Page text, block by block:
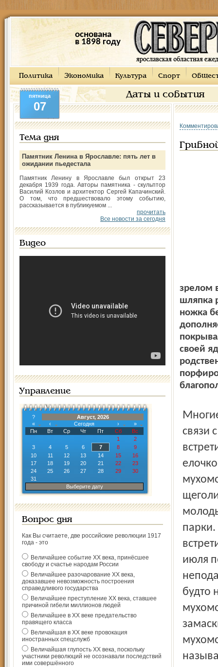
основана
в 1898 году
Политика Экономика Культура Спорт
Даты и события
пятница
07
Тема дня
Памятник Ленина в Ярославле: пять лет в
ожидании пьедестала
Памятник Ленину в Ярославле был открыт 23
декабря 1939 года. Авторы памятника - скульптор
Василий Козлов и архитектор Сергей Капачинский.
О том, что предшествовало этому событию,
рассказывается в публикуемом ...
прочитать
Все новости за сегодня
Видео
Управление
?
Август, 2026
«
‹ Сегодня ›
»
Пн
Вт Ср Чт Пт Сб
Вс
1
2
3
4 5 6 7 8
9
10
11 12 13 14 15
16
17
18 19 20 21 22
23
24
25 26 27 28 29
30
31
Выберите дату
Вопрос дня
Как Вы считаете, две российские революции 1917
года - это
Величайшее событие ХХ века, принёсшее
свободу и счастье народам России
Величайшее разочарование ХХ века,
доказавшее невозможность построения
справедливого государства
Величайшее преступление ХХ века, ставшее
причиной гибели миллионов людей
Величайшее в ХХ веке предательство
правящего класса
Величайшая в ХХ веке провокация
иностранных спецслужб
Величайшая глупость ХХ века, поскольку
участники революций не осознавали последствий
ими совершённого
зрелом
шляпка
ножка
своей
Многие грибы стараются установить в лесу дружеские
связи
июля
будто